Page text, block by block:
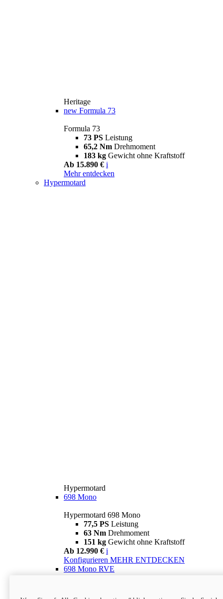
Heritage
new Formula 73
Formula 73
73 PS Leistung
65,2 Nm Drehmoment
183 kg Gewicht ohne Kraftstoff
Ab 15.890 € i
Mehr entdecken
Hypermotard
Hypermotard
698 Mono
Hypermotard 698 Mono
77,5 PS Leistung
63 Nm Drehmoment
151 kg Gewicht ohne Kraftstoff
Ab 12.990 € i
Konfigurieren MEHR ENTDECKEN
698 Mono RVE
77,5 PS
Leistung